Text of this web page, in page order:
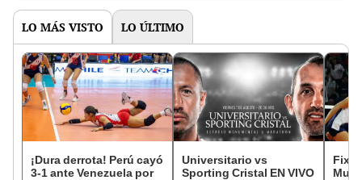
LO MÁS VISTO LO ÚLTIMO
¡Dura derrota! Perú cayó
3-1 ante Venezuela por
Universitario vs
Sporting Cristal EN VIVO